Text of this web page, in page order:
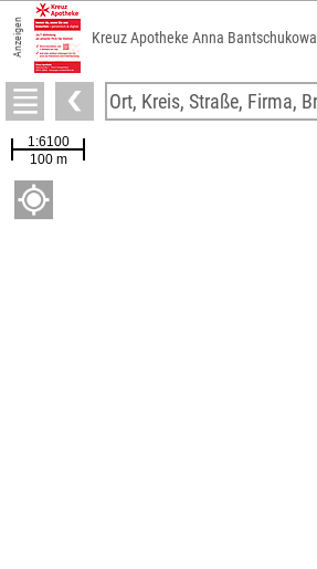
Anzeigen Kreuz Apotheke Anna Bantschukowa